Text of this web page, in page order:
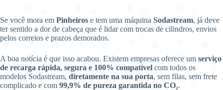
Se você mora em Pinheiros e tem uma máquina Sodastream, já deve
ter sentido a dor de cabeça que é lidar com trocas de cilindros, envios
pelos correios e prazos demorados.
A boa notícia é que isso acabou. Existem empresas oferece um serviço
de recarga rápida, segura e 100% compatível com todos os
modelos Sodastream, diretamente na sua porta, sem filas, sem frete
complicado e com 99,9% de pureza garantida no CO₂.